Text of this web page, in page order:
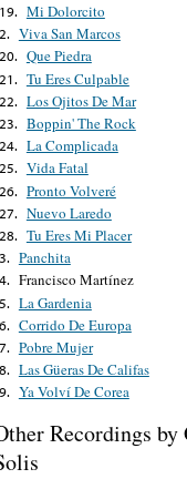
19. Mi Dolorcito
2. Viva San Marcos
20. Que Piedra
21. Tu Eres Culpable
22. Los Ojitos De Mar
23. Boppin' The Rock
24. La Complicada
25. Vida Fatal
26. Pronto Volveré
27. Nuevo Laredo
28. Tu Eres Mi Placer
3. Panchita
4. Francisco Martínez
5. La Gardenia
6. Corrido De Europa
7. Pobre Mujer
8. Las Güeras De Califas
9. Ya Volví De Corea
Recordings by